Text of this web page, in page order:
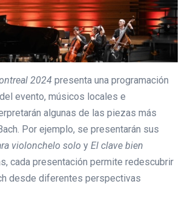
2024 presenta una programación
evento, músicos locales e
algunas de las piezas más
Por ejemplo, se presentarán sus
violonchelo solo y El clave bien
cada presentación permite redescubrir
desde diferentes perspectivas